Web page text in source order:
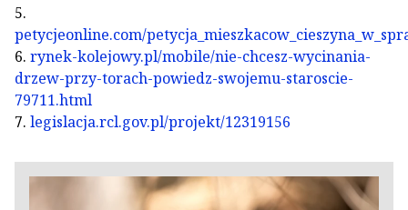
5.
petycjeonline.com/
6. rynek-kolejowy.pl/mobile/nie-chcesz-wycinania-
drzew-przy-torach-powiedz-swojemu-staroscie-
79711.html
7. legislacja.rcl.gov.pl/projekt/12319156